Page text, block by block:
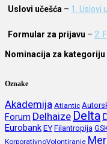
Uslovi učešća – 1. Uslovi
Formular za prijavu – 2.
Nominacija za
Oznake
Akademija Atlantic
Forum Delhaize Delta
EurobankEY Filantropija
KorporativnoVolontiranje